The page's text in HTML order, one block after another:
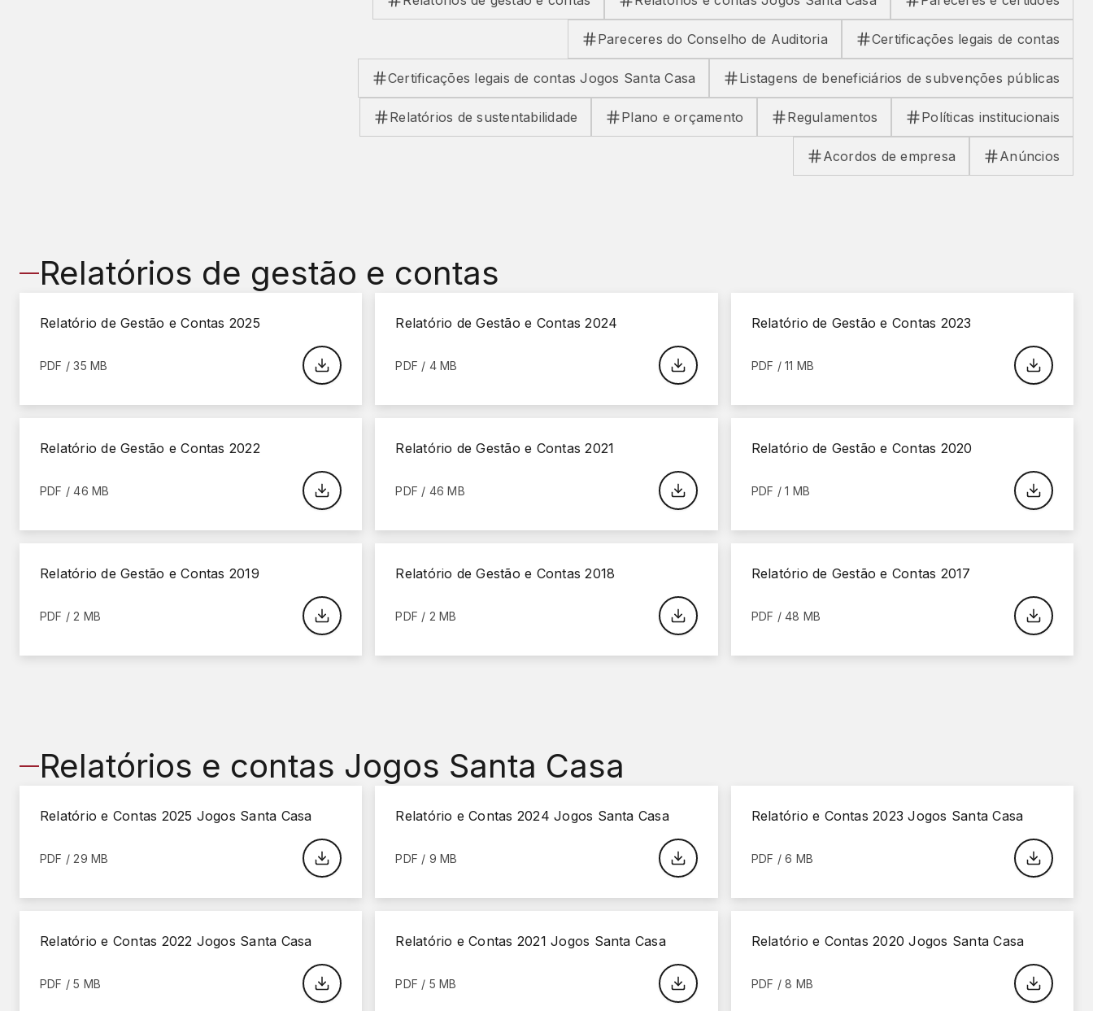
Pareceres do Conselho de Auditoria Certificações legais de contas
Certificações legais de contas Jogos Santa Casa Listagens de beneficiários de subvenções públicas
Relatórios de sustentabilidade Plano e orçamento Regulamentos Políticas institucionais
Acordos de empresa Anúncios
Relatórios de gestão e contas
Relatório de Gestão e Contas 2025
PDF / 35 MB
Relatório de Gestão e Contas 2024
PDF / 4 MB
Relatório de Gestão e Contas 2023
PDF / 11 MB
Relatório de Gestão e Contas 2022
PDF / 46 MB
Relatório de Gestão e Contas 2021
PDF / 46 MB
Relatório de Gestão e Contas 2020
PDF / 1 MB
Relatório de Gestão e Contas 2019
PDF / 2 MB
Relatório de Gestão e Contas 2018
PDF / 2 MB
Relatório de Gestão e Contas 2017
PDF / 48 MB
Relatórios e contas Jogos Santa Casa
Relatório e Contas 2025 Jogos Santa Casa
PDF / 29 MB
Relatório e Contas 2024 Jogos Santa Casa
PDF / 9 MB
Relatório e Contas 2023 Jogos Santa Casa
PDF / 6 MB
Relatório e Contas 2022 Jogos Santa Casa
PDF / 5 MB
Relatório e Contas 2021 Jogos Santa Casa
PDF / 5 MB
Relatório e Contas 2020 Jogos Santa Casa
PDF / 8 MB